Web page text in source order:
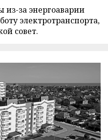
из-за энергоаварии
электротранспорта,
совет.